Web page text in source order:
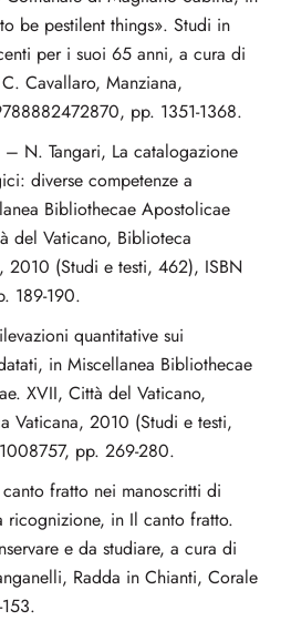
be pestilent things». Studi in
per i suoi 65 anni, a cura di
Cavallaro, Manziana,
pp. 1351-1368.
N. Tangari, La catalogazione
diverse competenze a
Bibliothecae Apostolicae
del Vaticano, Biblioteca
2010 (Studi e testi, 462), ISBN
189-190.
quantitative sui
in Miscellanea Bibliothecae
XVII, Città del Vaticano,
Vaticana, 2010 (Studi e testi,
pp. 269-280.
fratto nei manoscritti di
ricognizione, in Il canto fratto.
e da studiare, a cura di
Radda in Chianti, Corale